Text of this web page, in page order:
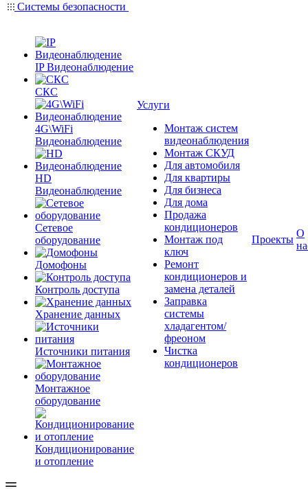
Системы безопасности
IP Видеонаблюдение
СКС
4G\WiFi
Видеонаблюдение
HD
Видеонаблюдение
Сетевое
оборудование
Домофоны
Контроль доступа
Хранение данных
Источники питания
Монтажное
оборудование
Кондиционирование
и отопление
Услуги
Монтаж систем
видеонаблюдения
Монтаж СКУД
Для автомобиля
Для квартиры
Для бизнеса
Для дома
Продажа
кондиционеров
Монтаж под
ключ
Ремонт
кондиционеров и
замена деталей
Заправка
системы
хладагентом/
фреоном
Чистка
кондиционеров
Проекты
О